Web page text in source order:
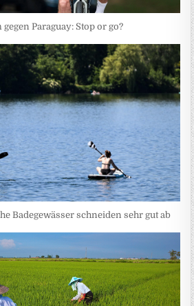
gegen Paraguay: Stop or go?
Badegewässer schneiden sehr gut ab